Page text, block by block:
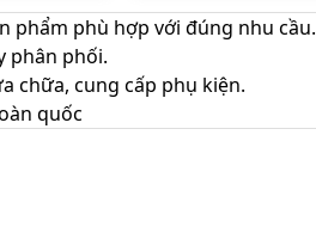
phẩm phù hợp với đúng nhu cầu.
phân phối.
chữa, cung cấp phụ kiện.
quốc